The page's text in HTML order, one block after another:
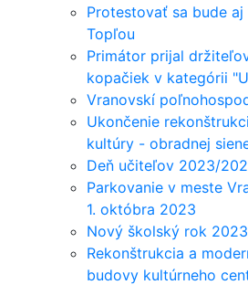
Protestovať sa bude
Topľou
Primátor prijal
kopačiek v kategórii
Vranovskí
Ukončenie
kultúry - obradnej
Deň učiteľov 2023/
Parkovanie v meste
1. októbra 2023
Nový školský rok
Rekonštrukcia a
budovy kultúrneho